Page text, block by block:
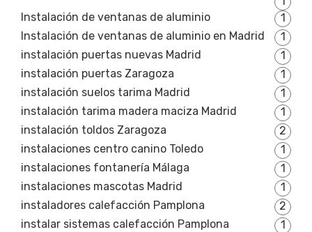
Instalación de ventanas de aluminio
1
Instalación de ventanas de aluminio en Madrid
1
instalación puertas nuevas Madrid
1
instalación puertas Zaragoza
1
instalación suelos tarima Madrid
1
instalación tarima madera maciza Madrid
1
instalación toldos Zaragoza
2
instalaciones centro canino Toledo
1
instalaciones fontanería Málaga
1
instalaciones mascotas Madrid
1
instaladores calefacción Pamplona
2
instalar sistemas calefacción Pamplona
1